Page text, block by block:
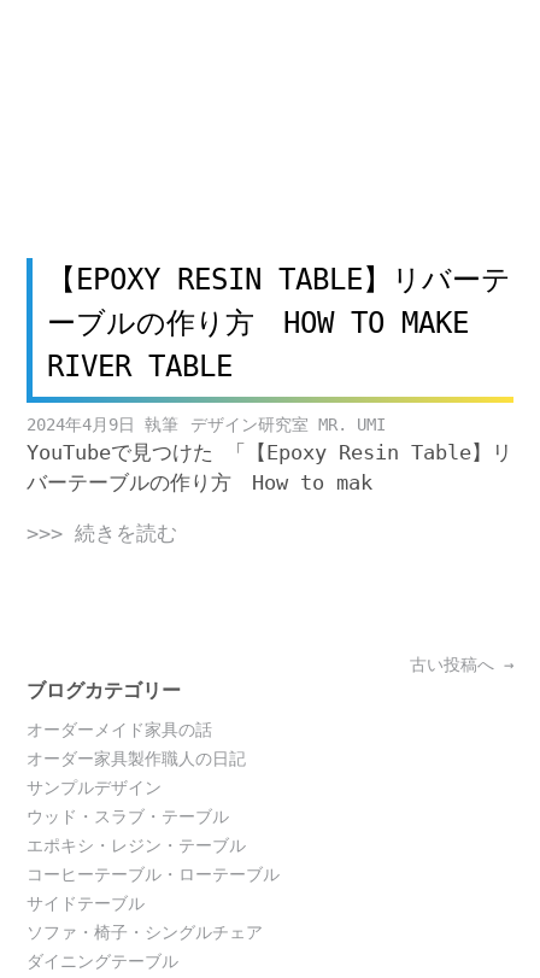
【EPOXY RESIN TABLE】リバーテ
ーブルの作り方 HOW TO MAKE
RIVER TABLE
2024年4月9日 デザイン研究室 MR. UMI
YouTubeで見つけた 「【Epoxy Resin Table】リ
バーテーブルの作り方 How to mak
>>> 続きを読む
navigation
古い投稿へ →
ブログカテゴリー
オーダーメイド家具の話
オーダー家具製作職人の日記
サンプルデザイン
ウッド・スラブ・テーブル
エポキシ・レジン・テーブル
コーヒーテーブル・ローテーブル
サイドテーブル
ソファ・椅子・シングルチェア
ダイニングテーブル